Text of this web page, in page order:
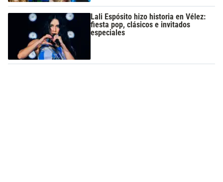
Lali Espósito hizo historia en Vélez:
fiesta pop, clásicos e invitados
especiales